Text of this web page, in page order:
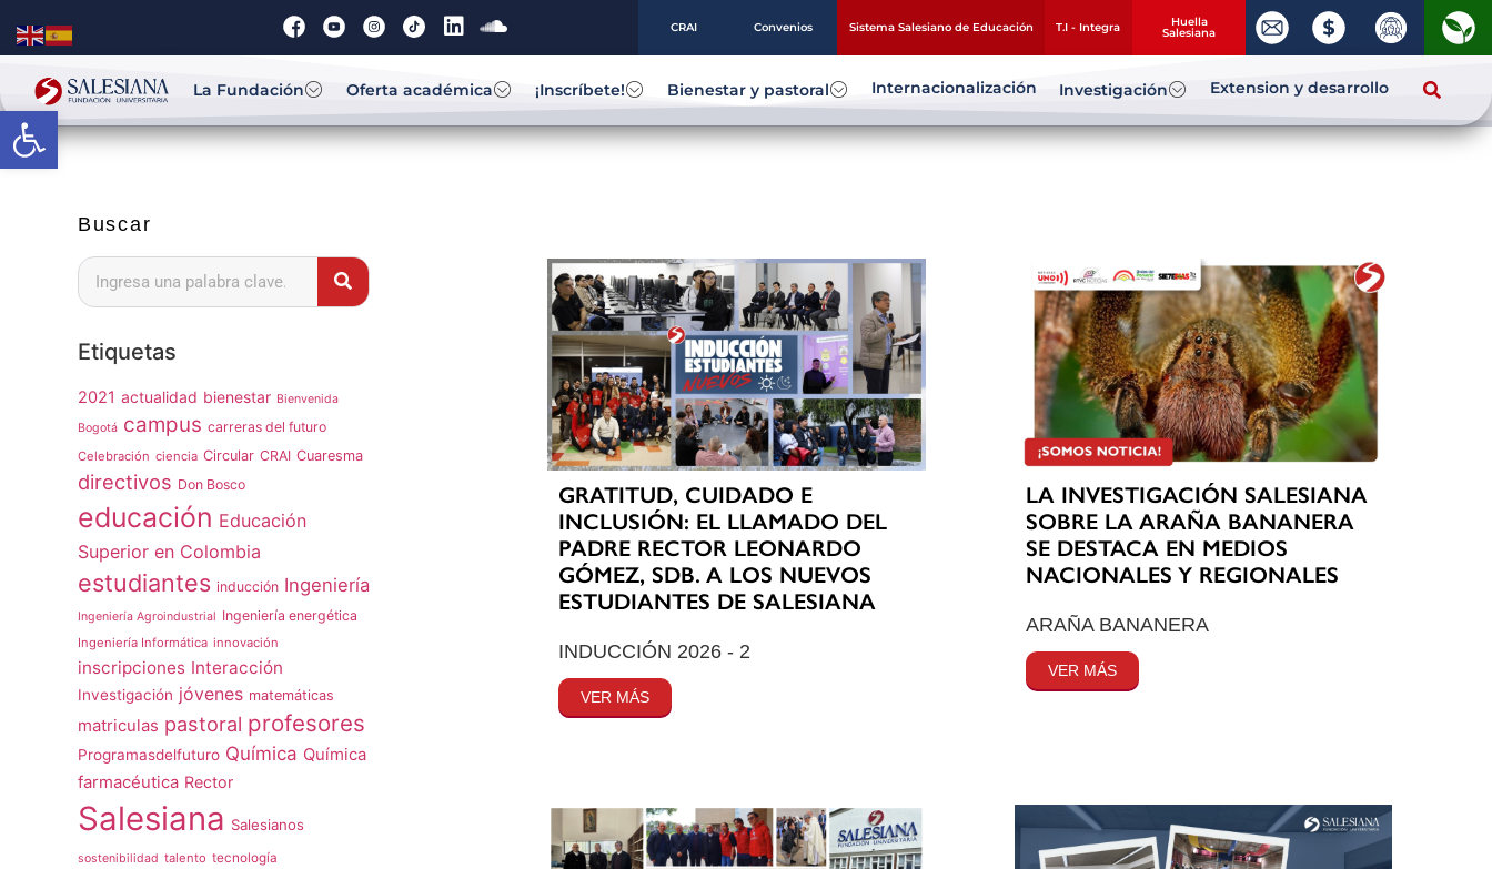
Abrir barra de herramientas
CRAI Convenios Sistema Salesiano de Educación T.I - Integra Huella
Salesiana
La Fundación Oferta académica ¡Inscríbete! Bienestar y pastoral Internacionalización Investigación Extension y desarrollo
Buscar
Etiquetas
2021 actualidad bienestar Bienvenida
Bogotá campus carreras del futuro
Celebración ciencia Circular CRAI Cuaresma
directivos Don Bosco
educación Educación
Superior en Colombia
estudiantes inducción Ingeniería
Ingeniería Agroindustrial Ingeniería energética
Ingeniería Informática innovación
inscripciones Interacción
Investigación jóvenes matemáticas
matriculas pastoral profesores
Programasdelfuturo Química Química
farmacéutica Rector
Salesiana Salesianos
sostenibilidad talento tecnología
GRATITUD, CUIDADO E
INCLUSIÓN: EL LLAMADO DEL
PADRE RECTOR LEONARDO
GÓMEZ, SDB. A LOS NUEVOS
ESTUDIANTES DE SALESIANA
INDUCCIÓN 2026 - 2
VER MÁS
LA INVESTIGACIÓN SALESIANA
SOBRE LA ARAÑA BANANERA
SE DESTACA EN MEDIOS
NACIONALES Y REGIONALES
ARAÑA BANANERA
VER MÁS